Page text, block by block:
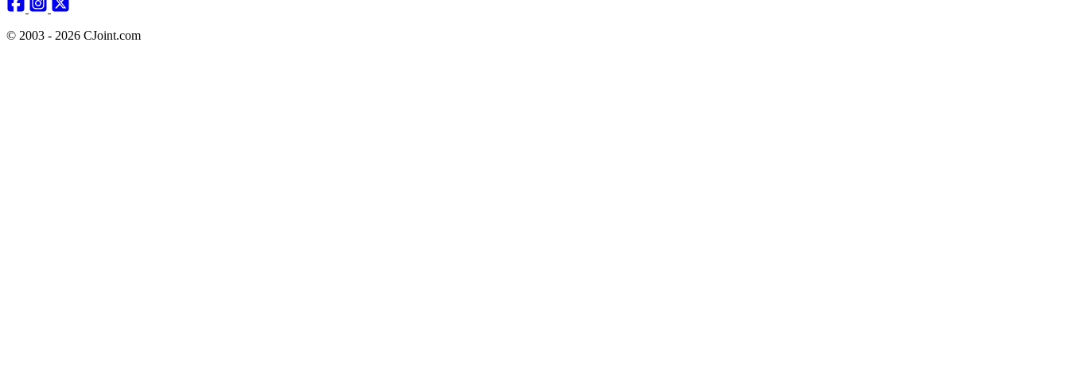
© 2003 - 2026 CJoint.com